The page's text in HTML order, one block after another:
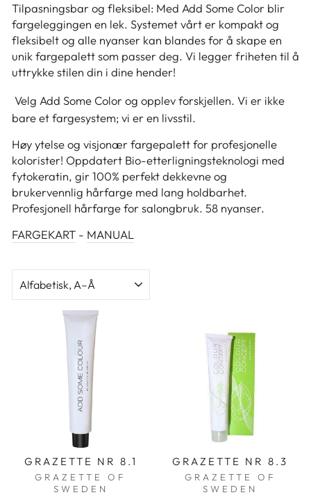
Tilpasningsbar og fleksibel: Med Add Some Color blir
fargeleggingen en lek. Systemet vårt er kompakt og
fleksibelt og alle nyanser kan blandes for å skape en
unik fargepalett som passer deg. Vi legger friheten til å
uttrykke stilen din i dine hender!
Velg Add Some Color og opplev forskjellen. Vi er ikke
bare et fargesystem; vi er en livsstil.
Høy ytelse og visjonær fargepalett for profesjonelle
kolorister! Oppdatert Bio-etterligningsteknologi med
fytokeratin, gir 100% perfekt dekkevne og
brukervennlig hårfarge med lang holdbarhet.
Profesjonell hårfarge for salongbruk. 58 nyanser.
FARGEKART - MANUAL
GRAZETTE NR 8.1
GRAZETTE OF
SWEDEN
GRAZETTE NR 8.3
GRAZETTE OF
SWEDEN